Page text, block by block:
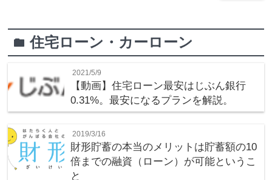
folder住宅ローン・カーローン
2021/5/9
【動画】住宅ローン最安はじぶん銀行
0.31%。最安になるプランを解説。
2019/3/16
財形貯蓄の本当のメリットは貯蓄額の10
倍までの融資（ローン）が可能というこ
と